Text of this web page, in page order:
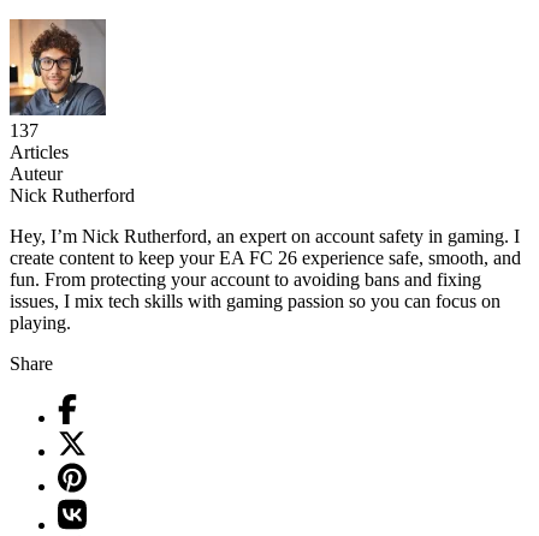
137
Articles
Auteur
Nick Rutherford
Hey, I’m Nick Rutherford, an expert on account safety in gaming. I
create content to keep your EA FC 26 experience safe, smooth, and
fun. From protecting your account to avoiding bans and fixing
issues, I mix tech skills with gaming passion so you can focus on
playing.
Share